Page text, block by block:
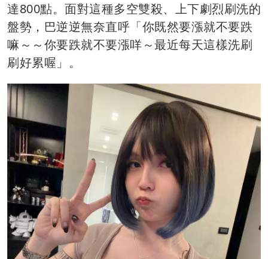
達800點。面對這種多空雙殺、上下劇烈刷洗的
盤勢，巴逆逆無奈直呼「你既然要漲就不要跌
嘛～～你要跌就不要漲咩～最近每天這樣洗刷
刷好累喔」。